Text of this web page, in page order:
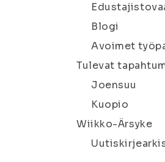
Blogi
Avoimet
Tulevat
Joensuu
Kuopio
Wiikko-Ärsyke